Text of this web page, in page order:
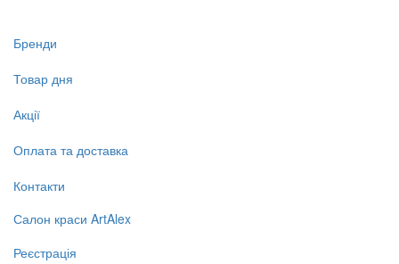
Бренди
Товар дня
Акції
Оплата та доставка
Контакти
Салон краси ArtAlex
Реєстрація